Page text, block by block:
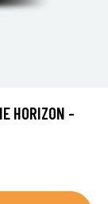
HORIZON -